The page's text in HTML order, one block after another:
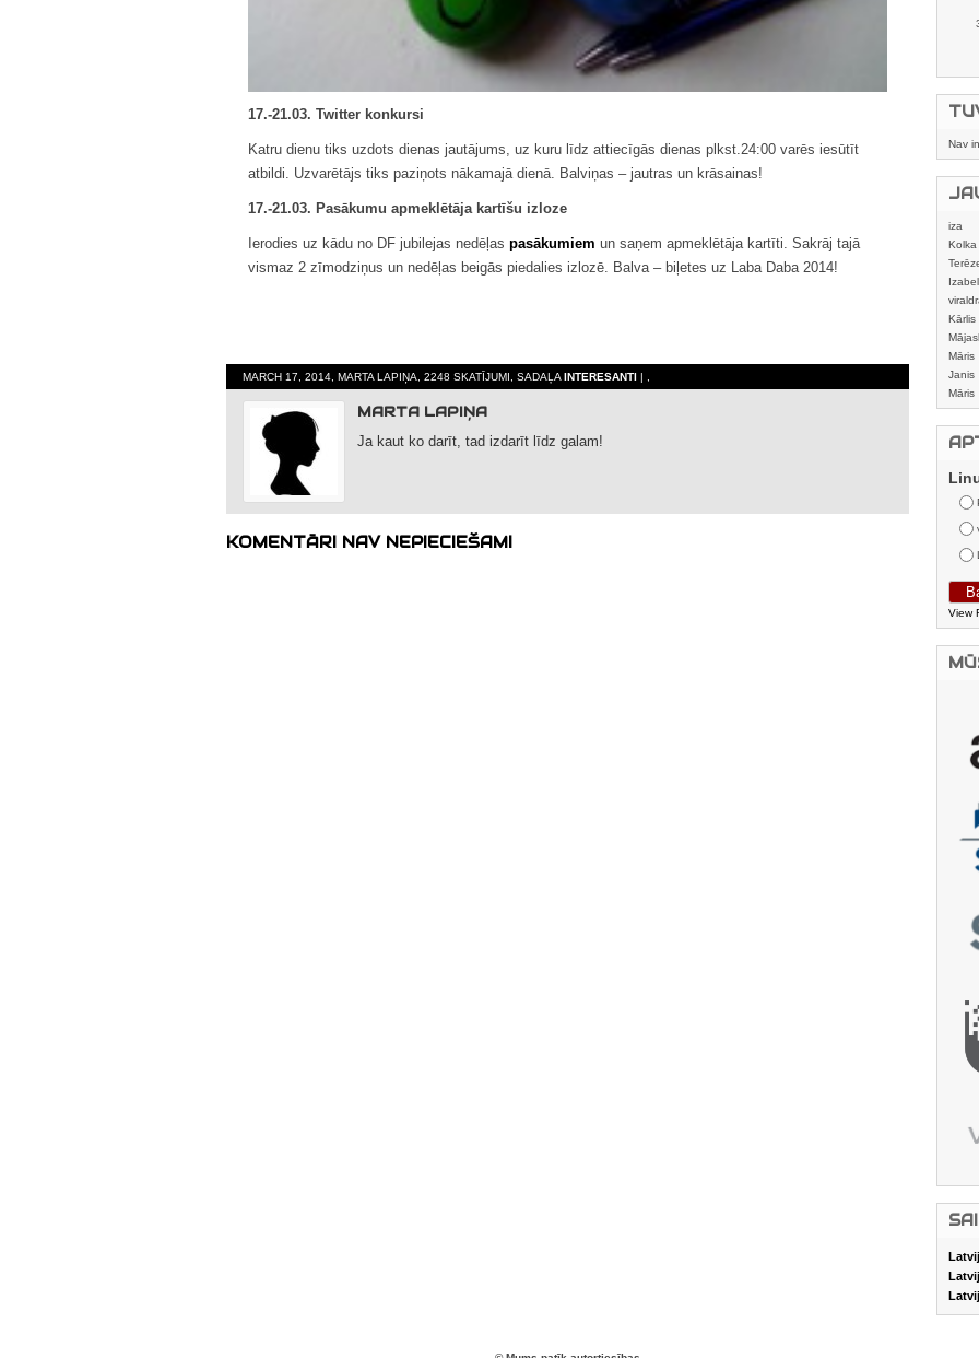
17.-21.03. Twitter konkursi
Katru dienu tiks uzdots dienas jautājums, uz kuru līdz attiecīgās dienas plkst.24:00 varēs iesūtīt
atbildi. Uzvarētājs tiks paziņots nākamajā dienā. Balviņas – jautras un krāsainas!
17.-21.03. Pasākumu apmeklētāja kartīšu izloze
Ierodies uz kādu no DF jubilejas nedēļas pasākumiem un saņem apmeklētāja kartīti. Sakrāj tajā
vismaz 2 zīmodziņus un nedēļas beigās piedalies izlozē. Balva – biļetes uz Laba Daba 2014!
MARCH 17, 2014, MARTA LAPIŅA, 2248 SKATĪJUMI, SADAĻA INTERESANTI | ,
MARTA LAPIŅA
Ja kaut ko darīt, tad izdarīt līdz galam!
KOMENTĀRI NAV NEPIECIEŠAMI
Nav
iza
Kolka
Kārlis
Māris
Janis
Māris
View